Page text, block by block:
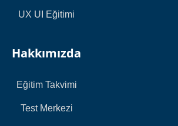
UX UI Eğitimi
Hakkımızda
Eğitim Takvimi
Test Merkezi